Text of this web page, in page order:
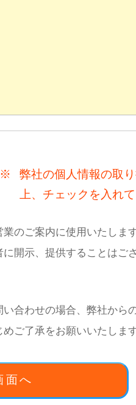
※
弊社の個人情報の取
上、チェックを入れ
のご案内に使用いたしま
開示、提供することはご
合わせの場合、弊社から
ご了承をお願いいたしま